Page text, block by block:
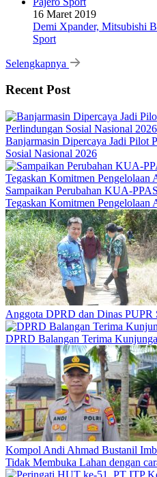
16 Maret 2019
Demi Xpander, Mitsubishi
Sport
Selengkapnya
Recent Post
Banjarmasin Dipercaya Jadi Pilot
Sosial Nasional 2026
Sampaikan Perubahan KUA-
Tegaskan Komitmen Pengelolaan
Anggota DPRD dan Dinas PUPR
DPRD Balangan Terima
Kompol Andi Ahmad Bustanil
Tidak Membuka Lahan dengan